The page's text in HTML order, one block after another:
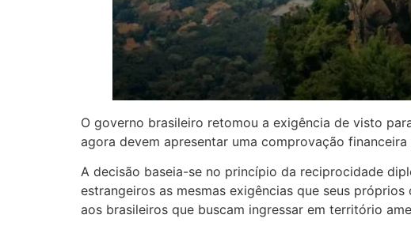
O governo brasileiro retomou a exigência de visto
agora devem apresentar uma comprovação
​A decisão baseia-se no princípio da reciprocidade
estrangeiros as mesmas exigências que seus
aos brasileiros que buscam ingressar em território